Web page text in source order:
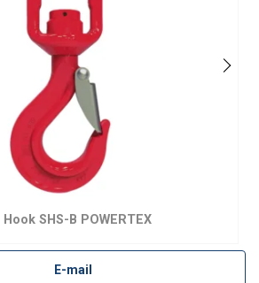
SHS-B POWERTEX
E-mail